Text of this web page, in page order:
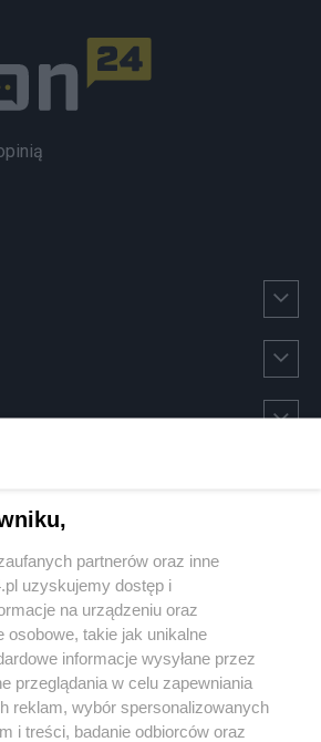
partnerów oraz inne
uzyskujemy dostęp i
na urządzeniu oraz
osobowe, takie jak unikalne
informacje wysyłane przez
przeglądania w celu zapewniania
reklam, wybór spersonalizowanych
i treści, badanie odbiorców oraz